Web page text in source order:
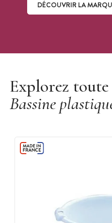
DÉCOUVRIR LA
Explorez
Bassine